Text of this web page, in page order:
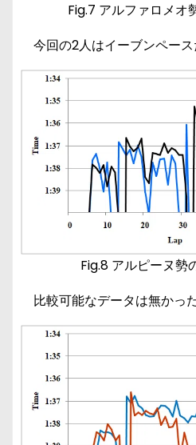
Fig.7 アルファロメオ
今回の2人はイーブンペース
Fig.8 アルピーヌ勢
比較可能なデータは無かった